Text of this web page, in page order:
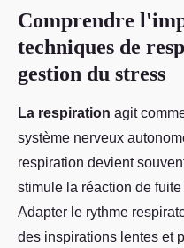
Comprendre
techniques de
gestion du stress
La respiration agit
système nerveux
respiration devient
stimule la réaction de
Adapter le rythme
des inspirations lentes et